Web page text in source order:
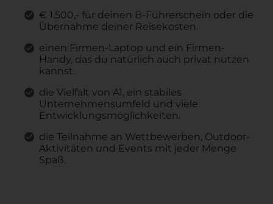
€ 1.500,- für deinen B-Führerschein oder die
Übernahme deiner Reisekosten.
einen Firmen-Laptop und ein Firmen-
Handy, das du natürlich auch privat nutzen
kannst.
die Vielfalt von A1, ein stabiles
Unternehmensumfeld und viele
Entwicklungsmöglichkeiten.
die Teilnahme an Wettbewerben, Outdoor-
Aktivitäten und Events mit jeder Menge
Spaß.